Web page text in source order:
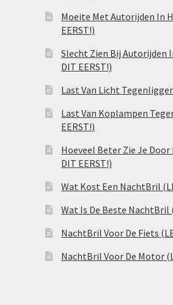
Moeite Met Autorijden In
EERST!)
Slecht Zien Bij Autorijden
DIT EERST!)
Last Van Licht
Last Van Koplampen
EERST!)
Hoeveel Beter Zie Je
DIT EERST!)
Wat Kost Een NachtBril
Wat Is De Beste NachtBril
NachtBril Voor De Fiets
NachtBril Voor De Motor